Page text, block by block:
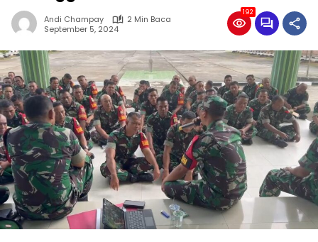
Andi Champay
2 Min Baca
September 5, 2024
192